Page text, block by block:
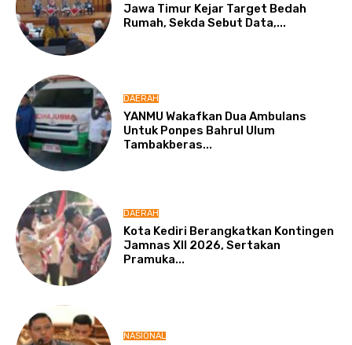
Jawa Timur Kejar Target Bedah
Rumah, Sekda Sebut Data,...
DAERAH
YANMU Wakafkan Dua Ambulans
Untuk Ponpes Bahrul Ulum
Tambakberas...
DAERAH
Kota Kediri Berangkatkan Kontingen
Jamnas XII 2026, Sertakan
Pramuka...
NASIONAL